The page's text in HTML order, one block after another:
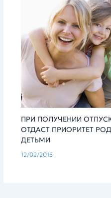
ПРИ ПОЛУЧЕНИИ
ОТДАСТ ПРИОРИТЕТ
ДЕТЬМИ
12/02/2015